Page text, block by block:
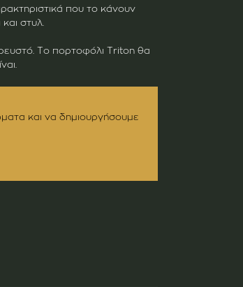
που το κάνουν
στυλ.
Το πορτοφόλι Triton θα
και να δημιουργήσουμε